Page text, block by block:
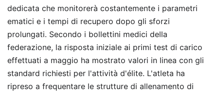
dedicata che monitorerà costantemente i parametri
ematici e i tempi di recupero dopo gli sforzi
prolungati. Secondo i bollettini medici della
federazione, la risposta iniziale ai primi test di carico
effettuati a maggio ha mostrato valori in linea con gli
standard richiesti per l'attività d'élite. L'atleta ha
ripreso a frequentare le strutture di allenamento di